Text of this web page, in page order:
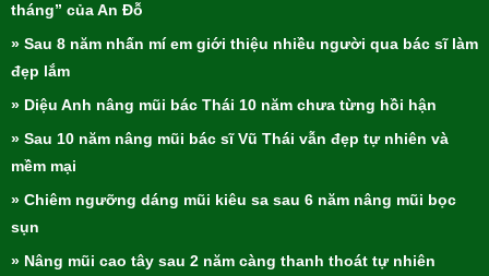
tháng” của An Đỗ
» Sau 8 năm nhấn mí em giới thiệu nhiều người qua bác sĩ làm
đẹp lắm
» Diệu Anh nâng mũi bác Thái 10 năm chưa từng hồi hận
» Sau 10 năm nâng mũi bác sĩ Vũ Thái vẫn đẹp tự nhiên và
mềm mại
» Chiêm ngưỡng dáng mũi kiêu sa sau 6 năm nâng mũi bọc
sụn
» Nâng mũi cao tây sau 2 năm càng thanh thoát tự nhiên